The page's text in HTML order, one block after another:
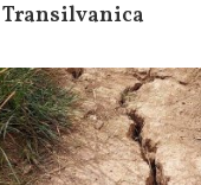
Transilvanica